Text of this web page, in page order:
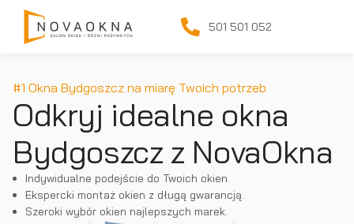
501 501 052
#1 Okna Bydgoszcz na miarę Twoich potrzeb
Odkryj idealne okna
Bydgoszcz z NovaOkna
Indywidualne podejście do Twoich okien.
Ekspercki montaż okien z długą gwarancją.
Szeroki wybór okien najlepszych marek.